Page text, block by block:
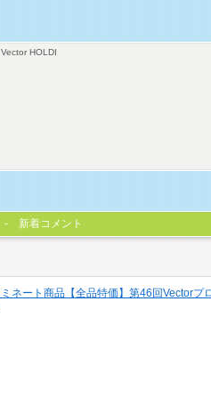
Vector HOLDI
新着コメント